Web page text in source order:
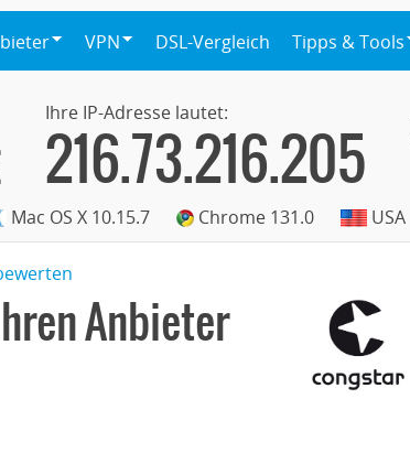
VPN DSL-Vergleich Tipps & Tools
Ihre IP-Adresse lautet:
216.73.216.205
Mac OS X 10.15.7 Chrome 131.0 USA
Anbieter